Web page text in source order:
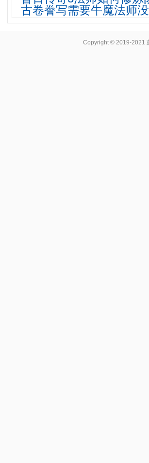
古卷誊写需要牛魔法师
Copyright © 2019-2021